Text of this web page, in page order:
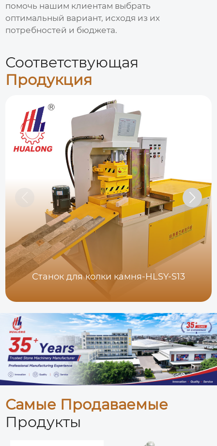
помочь нашим клиентам выбрать
оптимальный вариант, исходя из их
потребностей и бюджета.
Соответствующая
Продукция
Станок для колки камня-HLSY-S13
Самые Продаваемые
Продукты